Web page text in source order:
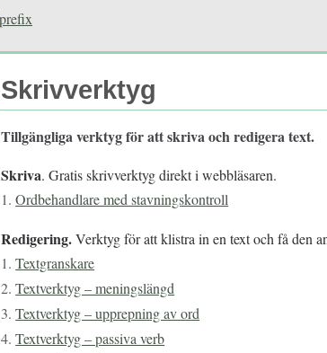
Skrivverktyg
Tillgängliga verktyg för att skriva och redigera text.
Skriva. Gratis skrivverktyg direkt i webbläsaren.
1. Ordbehandlare med stavningskontroll
Redigering.Verktyg för att klistra in en text och få den
1. Textgranskare
2. Textverktyg – meningslängd
3. Textverktyg – upprepning av ord
4. Textverktyg – passiva verb